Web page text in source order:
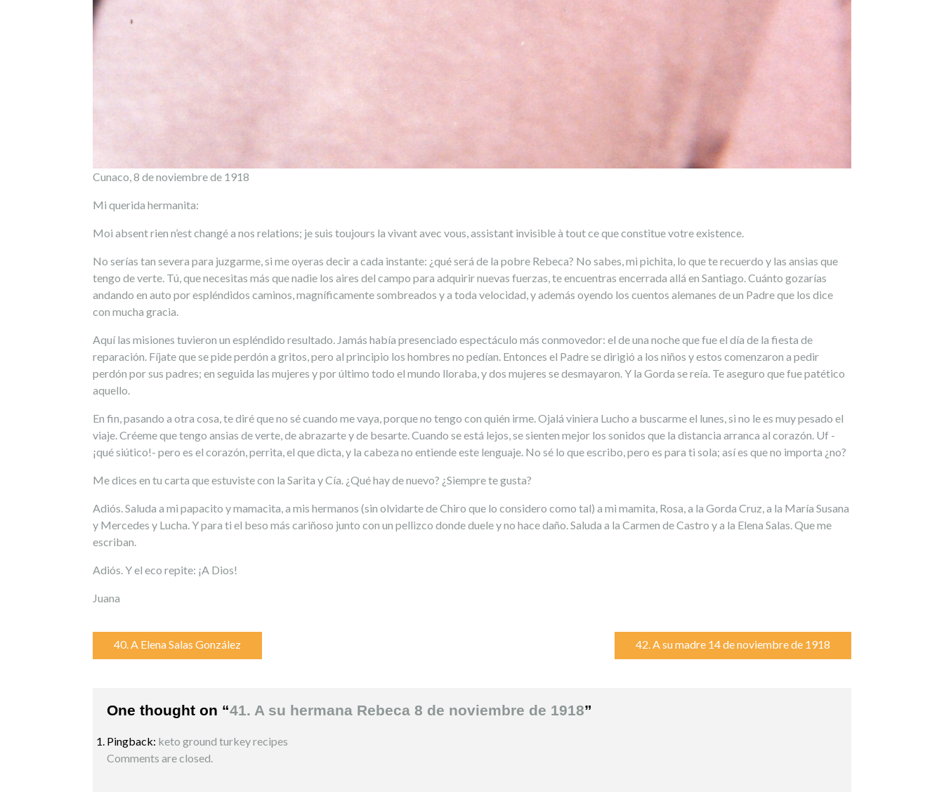
Cunaco, 8 de noviembre de 1918
Mi querida hermanita:
Moi absent rien n’est changé a nos relations; je suis toujours la vivant avec vous, assistant invisible à tout ce que constitue votre existence.
No serías tan severa para juzgarme, si me oyeras decir a cada instante: ¿qué será de la pobre Rebeca? No sabes, mi pichita, lo que te recuerdo y las ansias que
tengo de verte. Tú, que necesitas más que nadie los aires del campo para adquirir nuevas fuerzas, te encuentras encerrada allá en Santiago. Cuánto gozarías
andando en auto por espléndidos caminos, magníficamente sombreados y a toda velocidad, y además oyendo los cuentos alemanes de un Padre que los dice
con mucha gracia.
Aquí las misiones tuvieron un espléndido resultado. Jamás había presenciado espectáculo más conmovedor: el de una noche que fue el día de la fiesta de
reparación. Fíjate que se pide perdón a gritos, pero al principio los hombres no pedían. Entonces el Padre se dirigió a los niños y estos comenzaron a pedir
perdón por sus padres; en seguida las mujeres y por último todo el mundo lloraba, y dos mujeres se desmayaron. Y la Gorda se reía. Te aseguro que fue patético
aquello.
En fin, pasando a otra cosa, te diré que no sé cuando me vaya, porque no tengo con quién irme. Ojalá viniera Lucho a buscarme el lunes, si no le es muy pesado el
viaje. Créeme que tengo ansias de verte, de abrazarte y de besarte. Cuando se está lejos, se sienten mejor los sonidos que la distancia arranca al corazón. Uf -
¡qué siútico!- pero es el corazón, perrita, el que dicta, y la cabeza no entiende este lenguaje. No sé lo que escribo, pero es para ti sola; así es que no importa ¿no?
Me dices en tu carta que estuviste con la Sarita y Cía. ¿Qué hay de nuevo? ¿Siempre te gusta?
Adiós. Saluda a mi papacito y mamacita, a mis hermanos (sin olvidarte de Chiro que lo considero como tal) a mi mamita, Rosa, a la Gorda Cruz, a la María Susana
y Mercedes y Lucha. Y para ti el beso más cariñoso junto con un pellizco donde duele y no hace daño. Saluda a la Carmen de Castro y a la Elena Salas. Que me
escriban.
Adiós. Y el eco repite: ¡A Dios!
Juana
Navegación
entradas
40. A Elena Salas González 42. A su madre 14 de noviembre de 1918
One thought on “41. A su hermana Rebeca 8 de noviembre de 1918”
Pingback: keto ground turkey recipes
Comments are closed.